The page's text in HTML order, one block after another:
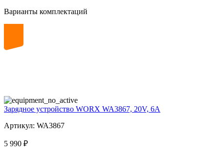
Варианты комплектаций
Зарядное устройство WORX WA3867, 20V, 6A
Артикул: WA3867
5 990 ₽